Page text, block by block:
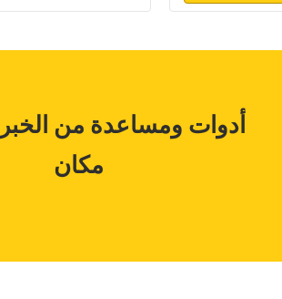
أدوات ومساعدة من
مكان